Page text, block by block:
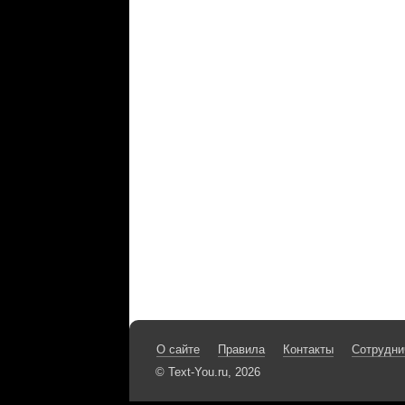
О сайте Правила Контакты
© Text-You.ru, 2026